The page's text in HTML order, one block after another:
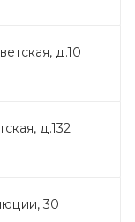
д.10
д.132
30